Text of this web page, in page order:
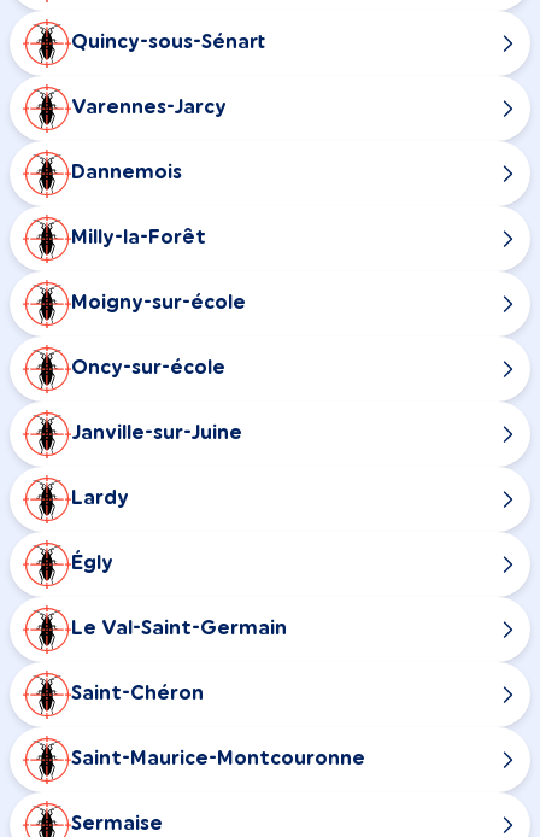
Quincy-sous-Sénart
Varennes-Jarcy
Dannemois
Milly-la-Forêt
Moigny-sur-école
Oncy-sur-école
Janville-sur-Juine
Lardy
Égly
Le Val-Saint-Germain
Saint-Chéron
Saint-Maurice-Montcouronne
Sermaise